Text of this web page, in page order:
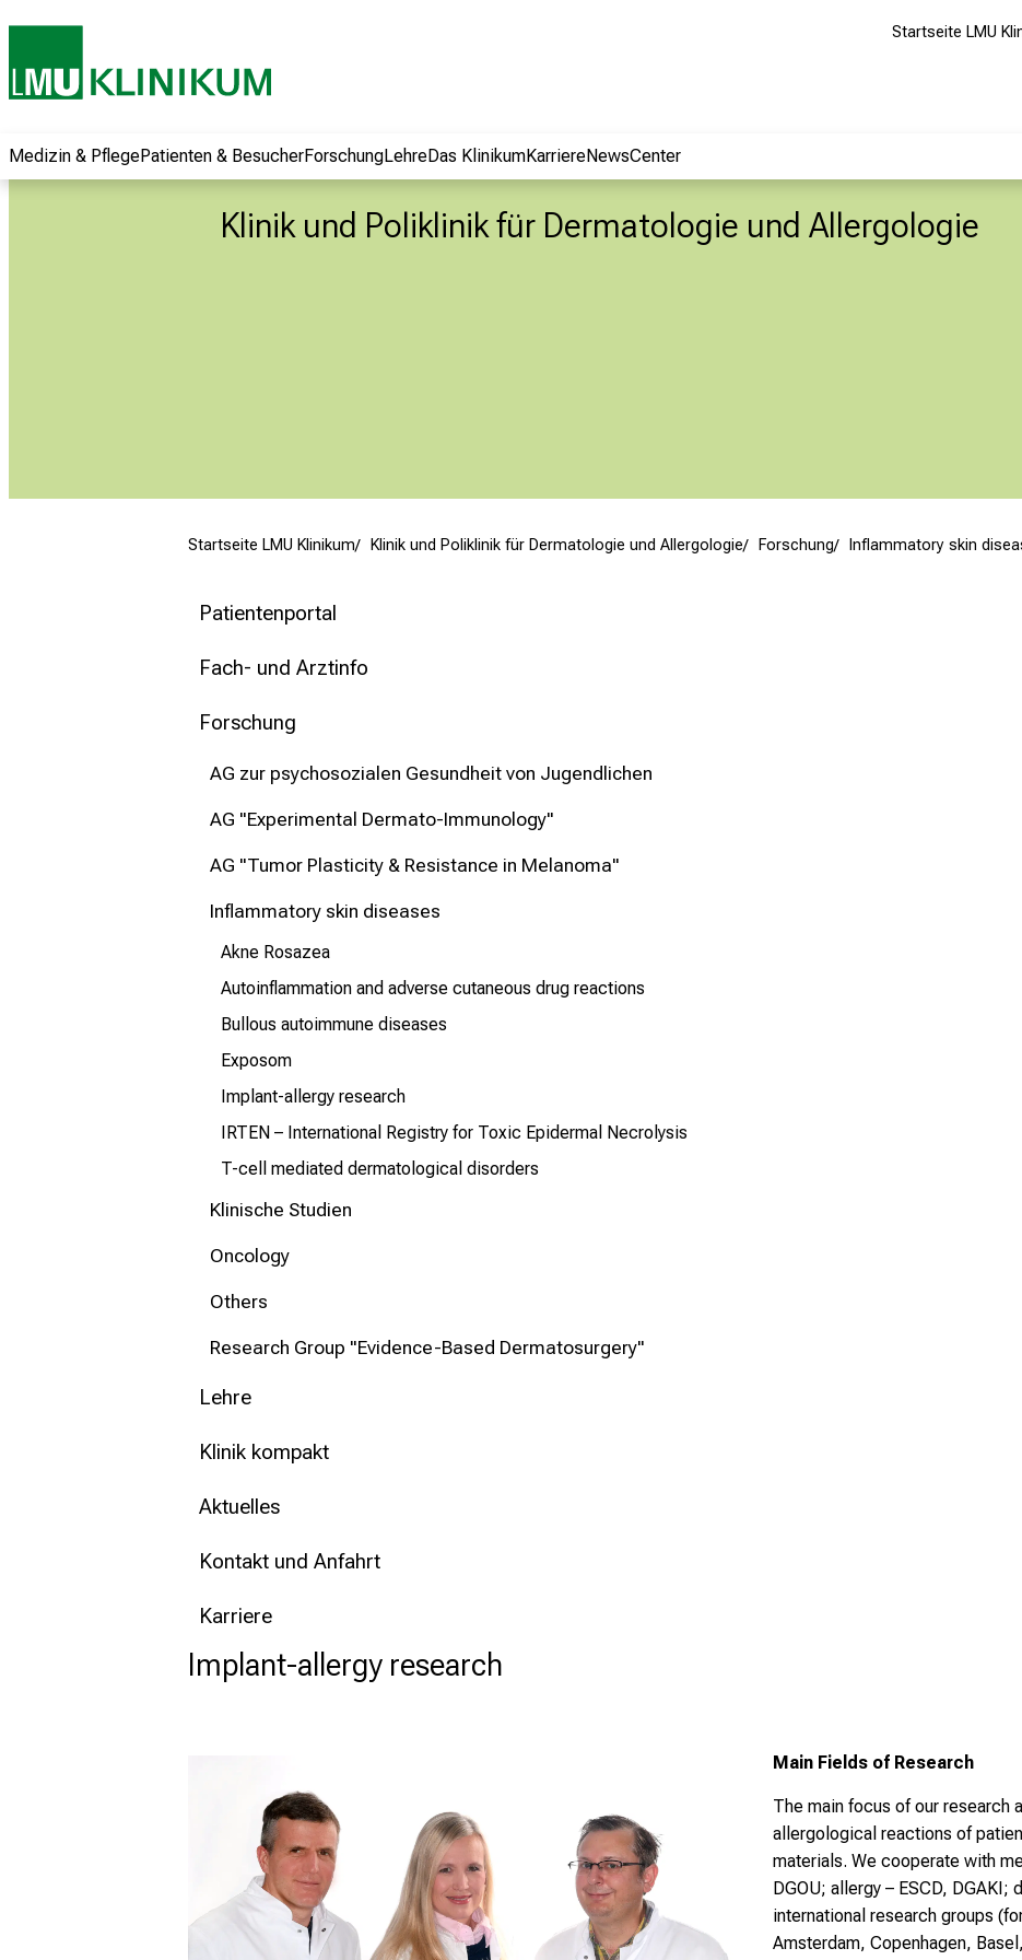
Startseite LMU
Medizin & PflegePatienten & BesucherForschungLehreDas KlinikumKarriereNewsCenter
Klinik und Poliklinik für Dermatologie und Allergologie
Startseite LMU Klinikum Klinik und Poliklinik für Dermatologie und Allergologie Forschung Inflammatory skin
Patientenportal
Fach- und Arztinfo
Forschung
AG zur psychosozialen Gesundheit von Jugendlichen
AG "Experimental Dermato-Immunology"
AG "Tumor Plasticity & Resistance in Melanoma"
Inflammatory skin diseases
Akne Rosazea
Autoinflammation and adverse cutaneous drug reactions
Bullous autoimmune diseases
Exposom
Implant-allergy research
IRTEN – International Registry for Toxic Epidermal Necrolysis
T-cell mediated dermatological disorders
Klinische Studien
Oncology
Others
Research Group "Evidence-Based Dermatosurgery"
Lehre
Klinik kompakt
Aktuelles
Kontakt und Anfahrt
Karriere
Implant-allergy research
Main Fields of Research
The main focus of our research
allergological reactions of
materials. We cooperate with
DGOU; allergy – ESCD, DGAKI;
international research groups
Amsterdam, Copenhagen,
Informationen zu
Jobs, Ausbildungen
Weiterbildungen.
Kommen Sie